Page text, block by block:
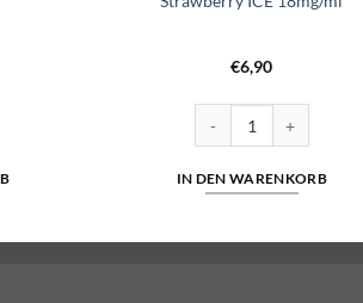
€6,90
IN DEN WARENKORB